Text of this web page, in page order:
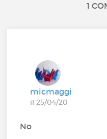
1
micmaggi
il 25/04/20
No